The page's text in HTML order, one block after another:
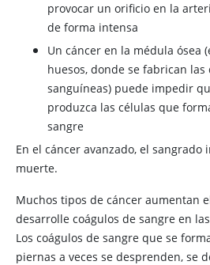
provocar un orificio en la
de forma intensa
Un cáncer en la médula ósea
huesos, donde se fabrican las
sanguíneas) puede impedir
produzca las células que
sangre
En el cáncer avanzado, el sangrado
muerte.
Muchos tipos de cáncer aumentan
desarrolle coágulos de sangre en
Los coágulos de sangre que se
piernas a veces se desprenden, se